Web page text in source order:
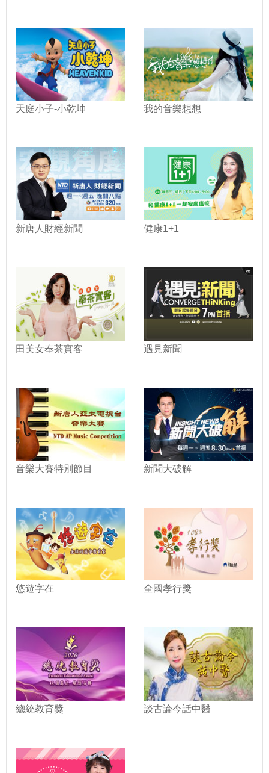
天庭小子-小乾坤 我的音樂想想
新唐人財經新聞 健康1+1
田美女奉茶實客 遇見新聞
音樂大賽特別節目 新聞大破解
悠遊字在 全國孝行獎
總統教育獎 談古論今話中醫